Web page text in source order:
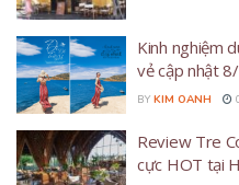
Kinh nghiệm
vẻ cập nhật
BY KIM OANH
Review Tre
cực HOT tại